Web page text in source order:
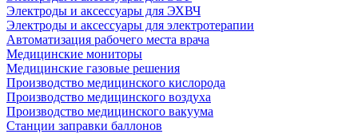
Электроды и аксессуары для ЭХВЧ
Электроды и аксессуары для электротерапии
Автоматизация рабочего места врача
Медицинские мониторы
Медицинские газовые решения
Производство медицинского кислорода
Производство медицинского воздуха
Производство медицинского вакуума
Станции заправки баллонов